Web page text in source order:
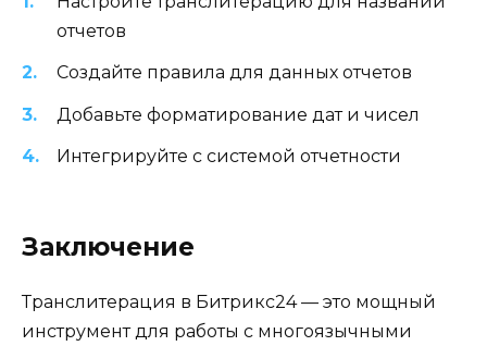
отчетов
Создайте правила для данных отчетов
Добавьте форматирование дат и чисел
Интегрируйте с системой отчетности
Заключение
Транслитерация в Битрикс24 — это мощный
инструмент для работы с многоязычными